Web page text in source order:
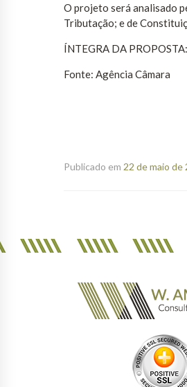
O projeto será analisado
Tributação; e de
ÍNTEGRA DA
Fonte: Agência Câmara
Publicado em 22 de maio de